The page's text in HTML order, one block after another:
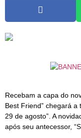
Recebam a capa do
Best Friend” chegará
29 de agosto”. A
após seu antecessor,